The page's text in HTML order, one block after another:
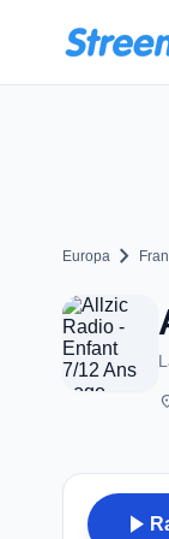
Europa chevron_right
play_arrow